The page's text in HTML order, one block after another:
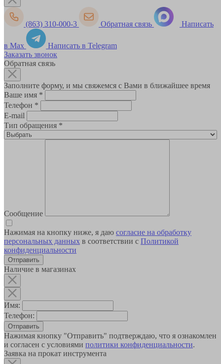
(863) 310-000-3 Обратная связь Написать
в Max
Написать в Telegram
Заказать звонок
Обратная связь
Заполните форму, и мы свяжемся с Вами в ближайшее время
Ваше имя *
Телефон *
E-mail
Тип обращения *
Сообщение
Нажимая на кнопку ниже, я даю согласие на обработку
персональных данных в соответствии с Политикой
конфиденциальности
Наличие в магазинах
Имя:
Телефон:
Отправить
Нажимая кнопку "Отправить" подтверждаю, что я ознакомлен
и согласен с условиями политики конфиденциальности.
Заявка на прокат инструмента